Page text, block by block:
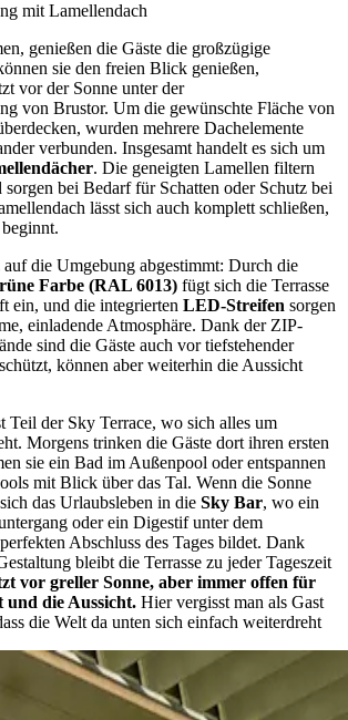
mit Lamellendach
genießen die Gäste die großzügige
sie den freien Blick genießen,
vor der Sonne unter der
von Brustor. Um die gewünschte Fläche von
wurden mehrere Dachelemente
verbunden. Insgesamt handelt es sich um
. Die geneigten Lamellen filtern
sorgen bei Bedarf für Schatten oder Schutz bei
lässt sich auch komplett schließen,
die Umgebung abgestimmt: Durch die
Farbe (RAL 6013) fügt sich die Terrasse
ein, und die integrierten LED-Streifen sorgen
einladende Atmosphäre. Dank der ZIP-
sind die Gäste auch vor tiefstehender
können aber weiterhin die Aussicht
Teil der Sky Terrace, wo sich alles um
Morgens trinken die Gäste dort ihren ersten
sie ein Bad im Außenpool oder entspannen
mit Blick über das Tal. Wenn die Sonne
das Urlaubsleben in die Sky Bar, wo ein
oder ein Digestif unter dem
Abschluss des Tages bildet. Dank
bleibt die Terrasse zu jeder Tageszeit
vor greller Sonne, aber immer offen für
und die Aussicht. Hier vergisst man als Gast
die Welt da unten sich einfach weiterdreht